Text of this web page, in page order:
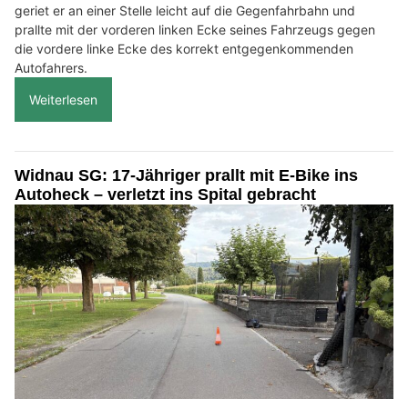
geriet er an einer Stelle leicht auf die Gegenfahrbahn und
prallte mit der vorderen linken Ecke seines Fahrzeugs gegen
die vordere linke Ecke des korrekt entgegenkommenden
Autofahrers.
Weiterlesen
Widnau SG: 17-Jähriger prallt mit E-Bike ins
Autoheck – verletzt ins Spital gebracht